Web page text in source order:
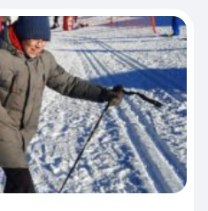
применение
инструментов в
стилей и